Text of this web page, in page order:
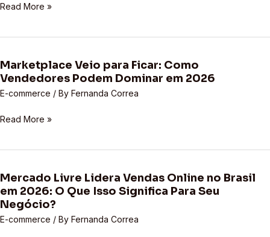
Que
Notícia
Significa
para
Vendedores
Marketplace
Read More »
Marketplace Veio para Ficar: Como
Vendedores Podem Dominar em 2026
E-commerce / By Fernanda Correa
Marketplace
Veio
para
Como
Podem
em
2026
Read More »
Mercado Livre Lidera Vendas Online no Brasil
em 2026: O Que Isso Significa Para Seu
Negócio?
E-commerce / By Fernanda Correa
Mercado
Livre
Lidera
Vendas